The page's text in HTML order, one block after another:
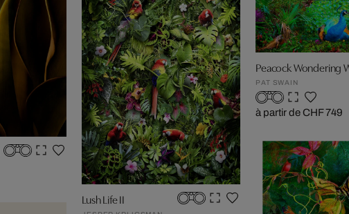
Lush Life II
Peacock Wondering
PAT SWAIN
à partir de CHF 749